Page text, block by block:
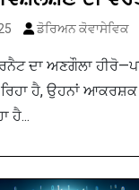
ਡੋਰਿਅਨ ਕੋਵਾਸੇਵਿਕ
ਦਾ ਅਣਗੌਲਾ
ਹੈ, ਉਹਨਾਂ ਆਕਰਸ਼ਕ
ਹੈ...